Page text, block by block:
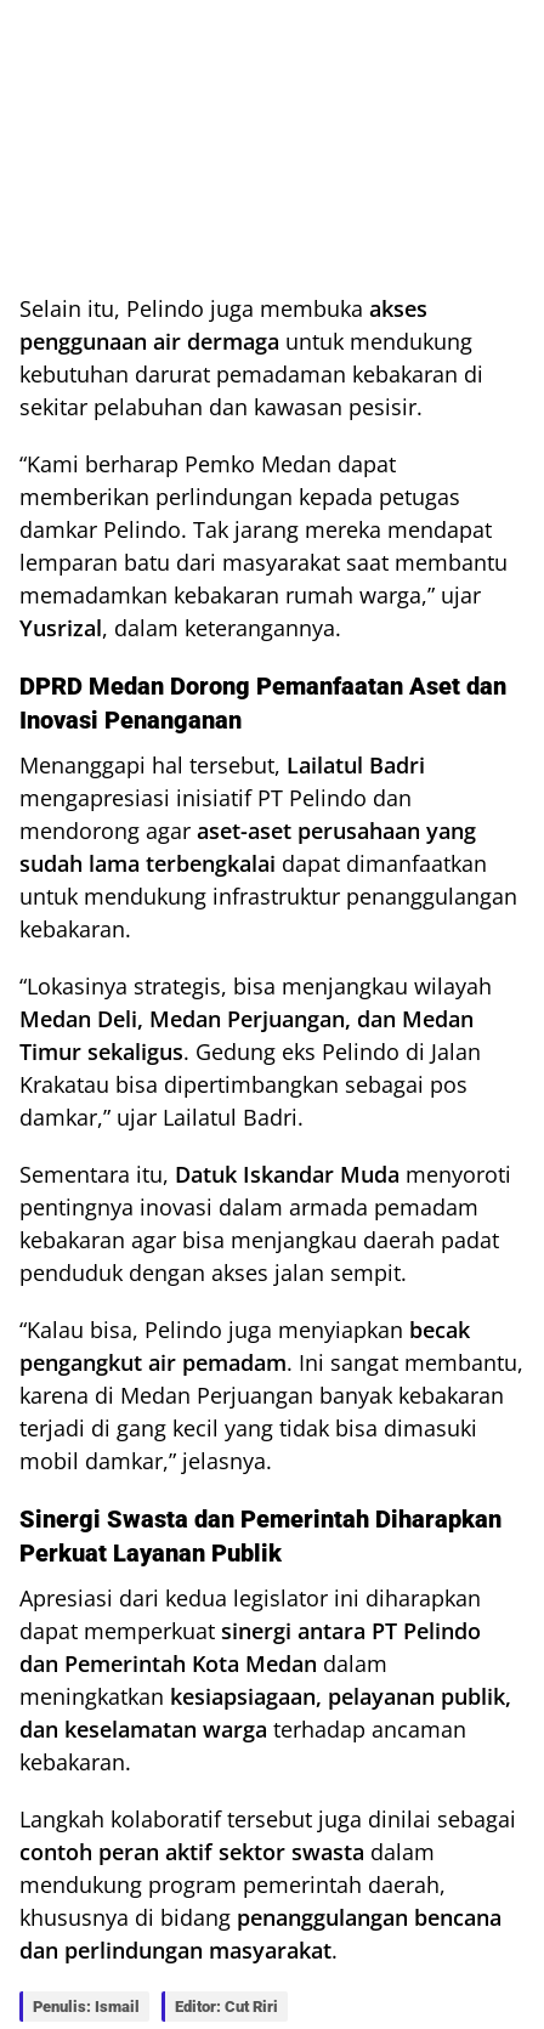
Selain itu, Pelindo juga membuka akses
penggunaan air dermaga untuk mendukung
kebutuhan darurat pemadaman kebakaran di
sekitar pelabuhan dan kawasan pesisir.
“Kami berharap Pemko Medan dapat
memberikan perlindungan kepada petugas
damkar Pelindo. Tak jarang mereka mendapat
lemparan batu dari masyarakat saat membantu
memadamkan kebakaran rumah warga,” ujar
Yusrizal, dalam keterangannya.
DPRD Medan Dorong Pemanfaatan Aset dan
Inovasi Penanganan
Menanggapi hal tersebut, Lailatul Badri
mengapresiasi inisiatif PT Pelindo dan
mendorong agar aset-aset perusahaan yang
sudah lama terbengkalai dapat dimanfaatkan
untuk mendukung infrastruktur penanggulangan
kebakaran.
“Lokasinya strategis, bisa menjangkau wilayah
Medan Deli, Medan Perjuangan, dan Medan
Timur sekaligus. Gedung eks Pelindo di Jalan
Krakatau bisa dipertimbangkan sebagai pos
damkar,” ujar Lailatul Badri.
Sementara itu, Datuk Iskandar Muda menyoroti
pentingnya inovasi dalam armada pemadam
kebakaran agar bisa menjangkau daerah padat
penduduk dengan akses jalan sempit.
“Kalau bisa, Pelindo juga menyiapkan becak
pengangkut air pemadam. Ini sangat membantu,
karena di Medan Perjuangan banyak kebakaran
terjadi di gang kecil yang tidak bisa dimasuki
mobil damkar,” jelasnya.
Sinergi Swasta dan Pemerintah Diharapkan
Perkuat Layanan Publik
Apresiasi dari kedua legislator ini diharapkan
dapat memperkuat sinergi antara PT Pelindo
dan Pemerintah Kota Medan dalam
meningkatkan kesiapsiagaan, pelayanan publik,
dan keselamatan warga terhadap ancaman
kebakaran.
Langkah kolaboratif tersebut juga dinilai sebagai
contoh peran aktif sektor swasta dalam
mendukung program pemerintah daerah,
khususnya di bidang penanggulangan bencana
dan perlindungan masyarakat.
Penulis: Ismail Editor: Cut Riri